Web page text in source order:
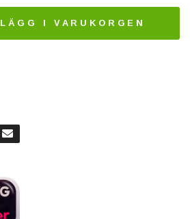
LÄGG I VARUKORGEN